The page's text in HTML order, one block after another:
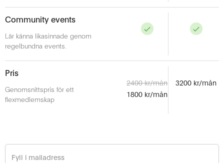
Community events
Lär känna likasinnade genom
regelbundna events.
Pris
Genomsnittspris för ett
flexmedlemskap
2400 kr/mån
1800 kr/mån
3200 kr/mån